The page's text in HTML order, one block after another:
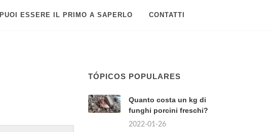
PUOI ESSERE IL PRIMO A SAPERLO CONTATTI
TÓPICOS POPULARES
Quanto costa un kg di
funghi porcini freschi?
2022-01-26